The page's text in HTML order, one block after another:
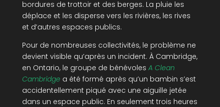
bordures de trottoir et des berges. La pluie les
déplace et les disperse vers les rivières, les rives
et d’autres espaces publics.
Pour de nombreuses collectivités, le problème ne
devient visible qu’après un incident. À Cambridge,
en Ontario, le groupe de bénévoles A Clean
Cambridge a été formé après qu’un bambin s’est
accidentellement piqué avec une aiguille jetée
dans un espace public. En seulement trois heures